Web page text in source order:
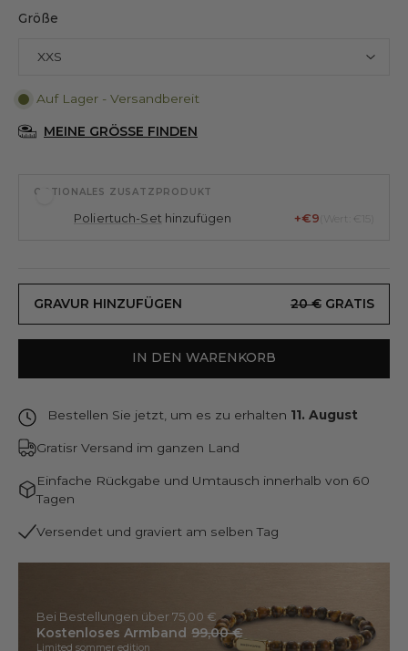
Größe
Auf Lager - Versandbereit
MEINE GRÖSSE FINDEN
OPTIONALES ZUSATZPRODUKT
Poliertuch-Set hinzufügen +€9 (Wert: €15)
GRAVUR HINZUFÜGEN 20 € GRATIS
IN DEN WARENKORB
Bestellen Sie jetzt, um es zu erhalten 11. August
Gratisr Versand im ganzen Land
Einfache Rückgabe und Umtausch innerhalb von 60
Tagen
Versendet und graviert am selben Tag
Bei Bestellungen über 75,00 €
Kostenloses Armband 99,00 €
Limited sommer edition